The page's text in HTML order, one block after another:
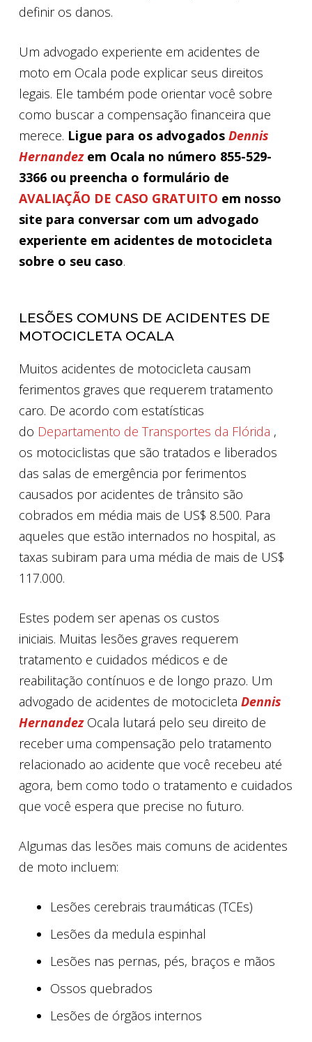
definir os danos.
Um advogado experiente em acidentes de
moto em Ocala pode explicar seus direitos
legais. Ele também pode orientar você sobre
como buscar a compensação financeira que
merece. Ligue para os advogados Dennis
Hernandez em Ocala no número 855-529-
3366 ou preencha o formulário de
AVALIAÇÃO DE CASO GRATUITO em nosso
site para conversar com um advogado
experiente em acidentes de motocicleta
sobre o seu caso.
LESÕES COMUNS DE ACIDENTES DE
MOTOCICLETA OCALA
Muitos acidentes de motocicleta causam
ferimentos graves que requerem tratamento
caro. De acordo com estatísticas
do Departamento de Transportes da Flórida ,
os motociclistas que são tratados e liberados
das salas de emergência por ferimentos
causados ​​por acidentes de trânsito são
cobrados em média mais de US$ 8.500. Para
aqueles que estão internados no hospital, as
taxas subiram para uma média de mais de US$
117.000.
Estes podem ser apenas os custos
iniciais. Muitas lesões graves requerem
tratamento e cuidados médicos e de
reabilitação contínuos e de longo prazo. Um
advogado de acidentes de motocicleta Dennis
HernandezOcala lutará pelo seu direito de
receber uma compensação pelo tratamento
relacionado ao acidente que você recebeu até
agora, bem como todo o tratamento e cuidados
que você espera que precise no futuro.
Algumas das lesões mais comuns de acidentes
de moto incluem:
Lesões cerebrais traumáticas (TCEs)
Lesões da medula espinhal
Lesões nas pernas, pés, braços e mãos
Ossos quebrados
Lesões de órgãos internos